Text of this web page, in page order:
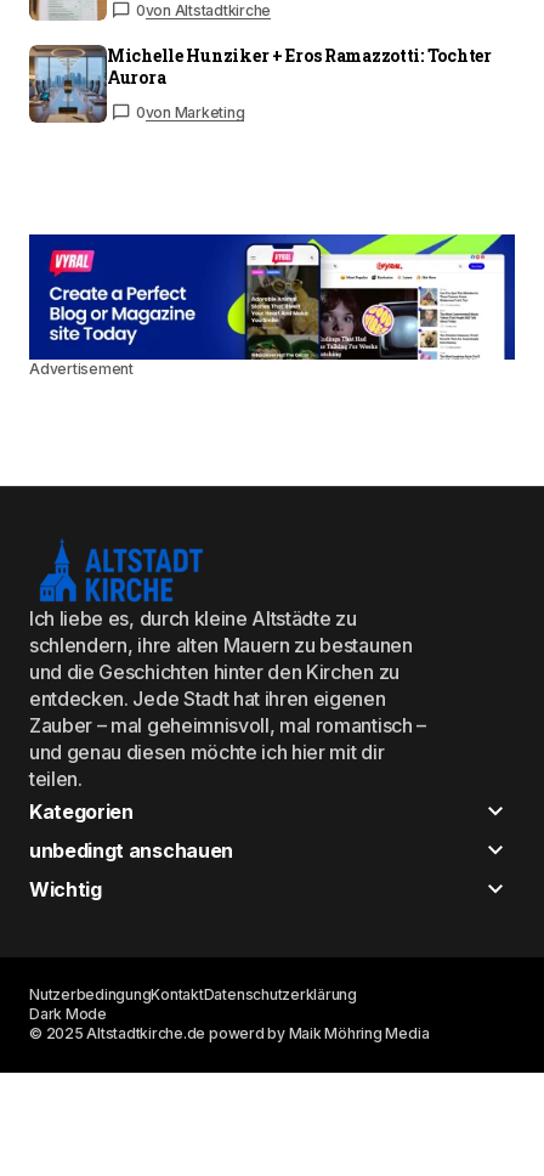
0von Altstadtkirche
Michelle Hunziker + Eros Ramazzotti: Tochter
Aurora
0von Marketing
Advertisement
Ich liebe es, durch kleine Altstädte zu
schlendern, ihre alten Mauern zu bestaunen
und die Geschichten hinter den Kirchen zu
entdecken. Jede Stadt hat ihren eigenen
Zauber – mal geheimnisvoll, mal romantisch –
und genau diesen möchte ich hier mit dir
teilen.
Kategorien
unbedingt anschauen
Wichtig
© 2025 Altstadtkirche.de powerd by Maik Möhring Media
NutzerbedingungKontaktDatenschutzerklärung
Dark Mode